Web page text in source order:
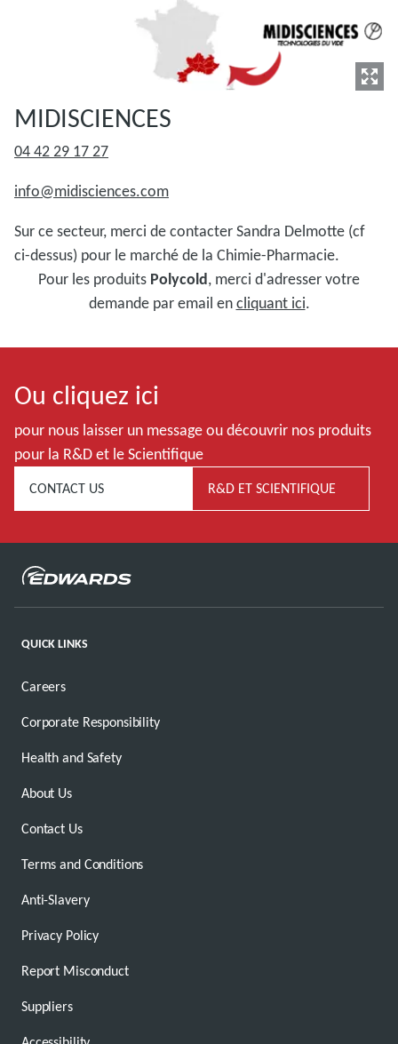
MIDISCIENCES
04 42 29 17 27
info@midisciences.com
Sur ce secteur, merci de contacter Sandra Delmotte (cf
ci-dessus) pour le marché de la Chimie-Pharmacie.
Pour les produits Polycold, merci d'adresser votre
demande par email encliquant ici.
Ou cliquez ici
pour nous laisser un message ou découvrir nos produits
pour la R&D et le Scientifique
CONTACT US R&D ET SCIENTIFIQUE
QUICK LINKS
Careers
Corporate Responsibility
Health and Safety
About Us
Contact Us
Terms and Conditions
Anti-Slavery
Privacy Policy
Report Misconduct
Suppliers